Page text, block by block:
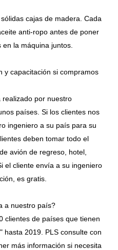
cajas de madera. Cada
anti-ropo antes de poner
la máquina juntos.
y capacitación si compramos
realizado por nuestro
países. Si los clientes nos
ingeniero a su país para su
deben tomar todo el
avión de regreso, hotel,
el cliente envía a su ingeniero
es gratis.
a nuestro país?
clientes de países que tienen
hasta 2019. PLS consulte con
más información si necesita